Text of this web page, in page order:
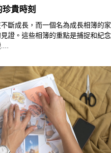
貴時刻
斷成長，而一個名為成長相簿的家
證。這些相簿的重點是捕捉和紀念